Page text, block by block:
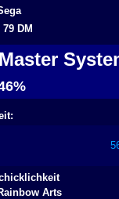
DM
Arts